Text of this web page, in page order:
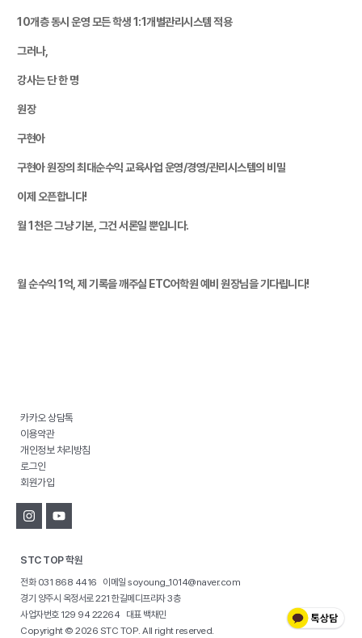
10개층 동시 운영 모든 학생 1:1개별관리시스템 적용
그러나,
강사는 단 한 명
원장
구현아
구현아 원장의 최대순수익 교육사업 운영/경영/관리시스템의 비밀
이제 오픈합니다!
월 1천은 그냥 기본, 그건 서론일 뿐입니다.
월 순수익 1억, 제 기록을 깨주실 ETC어학원 예비 원장님을 기다립니다!
카카오 상담톡
이용약관
개인정보 처리방침
로그인
회원가입
STC TOP 학원
전화 031 868 4416 이메일 soyoung_1014@naver.com
경기 양주시 옥정서로 221 한길메디프라자 3층
사업자번호 129 94 22264 대표 백채민
Copyright © 2026 STC TOP. All right reserved.